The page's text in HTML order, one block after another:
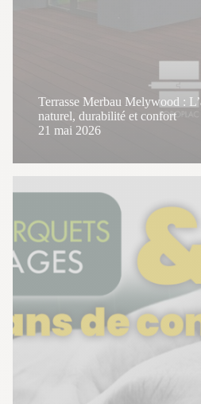
Terrasse Merbau Melywood :
naturel, durabilité et confort
21 mai 2026